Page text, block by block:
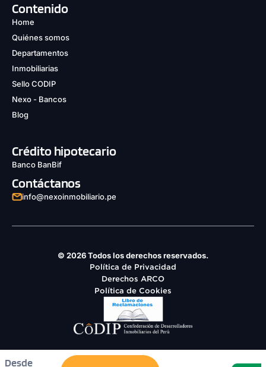
Desde
Contenido
Home
Quiénes somos
Departamentos
Inmobiliarias
Sello CODIP
Nexo - Bancos
Blog
Crédito hipotecario
Banco BanBif
Contáctanos
info@nexoinmobiliario.pe
© 2026 Todos los derechos reservados.
Política de Privacidad
Derechos ARCO
Política de Cookies